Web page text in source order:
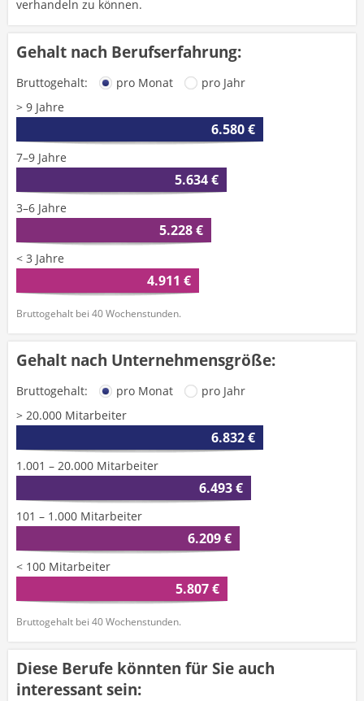
verhandeln zu können.
Gehalt nach Berufserfahrung:
Bruttogehalt: pro Monat
pro Jahr
> 9 Jahre
6.580 €
7–9 Jahre
5.634 €
3–6 Jahre
5.228 €
< 3 Jahre
4.911 €
Bruttogehalt bei 40 Wochenstunden.
Gehalt nach Unternehmensgröße:
Bruttogehalt: pro Monat
pro Jahr
> 20.000 Mitarbeiter
6.832 €
1.001 – 20.000 Mitarbeiter
6.493 €
101 – 1.000 Mitarbeiter
6.209 €
< 100 Mitarbeiter
5.807 €
Bruttogehalt bei 40 Wochenstunden.
Diese Berufe könnten für Sie auch
interessant sein: